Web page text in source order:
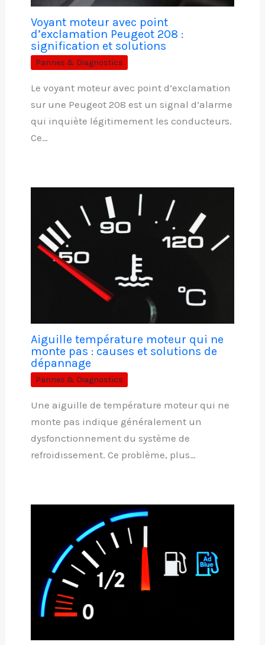
Voyant moteur avec point
d’exclamation Peugeot 208 :
signification et solutions
Pannes & Diagnostics
Le voyant moteur avec point d’exclamation
sur une Peugeot 208 est un signal d’alarme
qui inquiète légitimement les conducteurs.
Ce…
Aiguille température moteur qui ne
monte pas : causes et solutions de
dépannage
Pannes & Diagnostics
Une aiguille de température moteur qui ne
monte pas indique généralement un
dysfonctionnement du système de
refroidissement. Ce problème, plus…